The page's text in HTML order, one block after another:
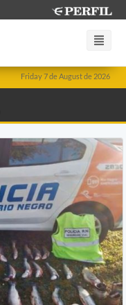
Friday 7 de August de 2026